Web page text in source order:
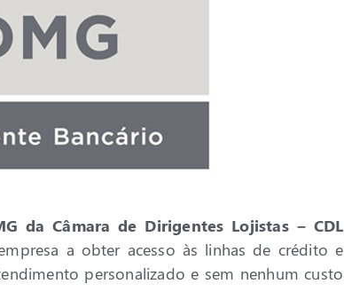
daCâmara de Dirigentes Lojistas – CDL
a obter acesso às linhas de crédito e
personalizado e sem nenhum custo